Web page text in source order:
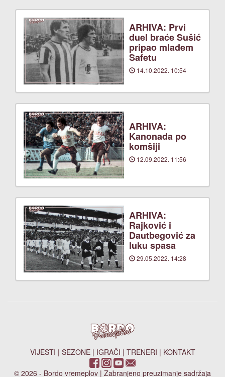
ARHIVA: Prvi
duel braće Sušić
pripao mlađem
Safetu
14.10.2022. 10:54
ARHIVA:
Kanonada po
komšiji
12.09.2022. 11:56
ARHIVA:
Rajković i
Dautbegović za
luku spasa
29.05.2022. 14:28
VIJESTI | SEZONE| IGRAČI | TRENERI | KONTAKT
© 2026 - Bordo vremeplov | Zabranjeno preuzimanje sadržaja